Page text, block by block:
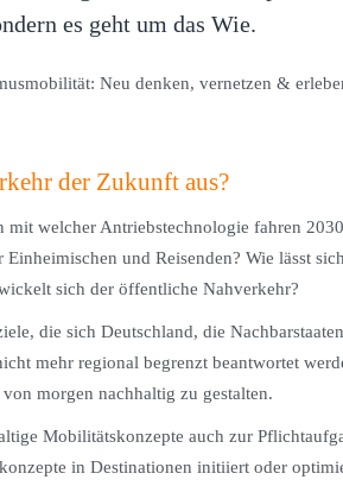
es geht um das Wie.
der Zukunft aus?
mit welcher Antriebstechnologie fahren
Einheimischen und Reisenden? Wie lässt
sich der öffentliche Nahverkehr?
die sich Deutschland, die
mehr regional begrenzt beantwortet
morgen nachhaltig zu gestalten.
Mobilitätskonzepte auch zur
in Destinationen initiiert oder